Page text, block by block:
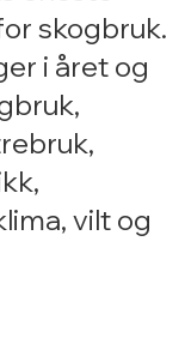
skogbruk.
i året og
vilt og